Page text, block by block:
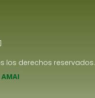
los derechos reservados.
AMAI